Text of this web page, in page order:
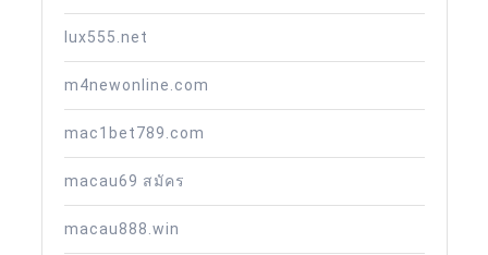
lux555.net
m4newonline.com
mac1bet789.com
macau69 สมัคร
macau888.win